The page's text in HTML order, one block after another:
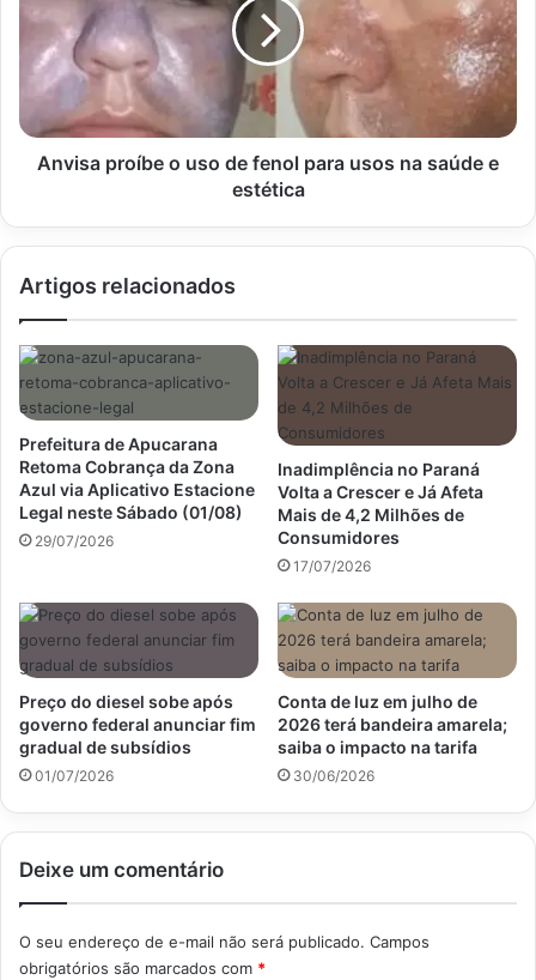
uso
fenol
para
na
saúde
Anvisa proíbe o uso de fenol para usos na saúde e
estética
Artigos relacionados
Prefeitura de Apucarana
Retoma Cobrança da Zona
Azul via Aplicativo Estacione
Legal neste Sábado (01/08)
29/07/2026
Inadimplência no Paraná
Volta a Crescer e Já Afeta
Mais de 4,2 Milhões de
Consumidores
17/07/2026
Preço do diesel sobe após
governo federal anunciar fim
gradual de subsídios
01/07/2026
Conta de luz em julho de
2026 terá bandeira amarela;
saiba o impacto na tarifa
30/06/2026
Deixe um comentário
O seu endereço de e-mail não será publicado. Campos
obrigatórios são marcados com *